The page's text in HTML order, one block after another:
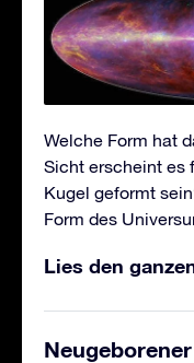
Welche Form hat
Sicht erscheint es
Kugel geformt
Form des
Lies den